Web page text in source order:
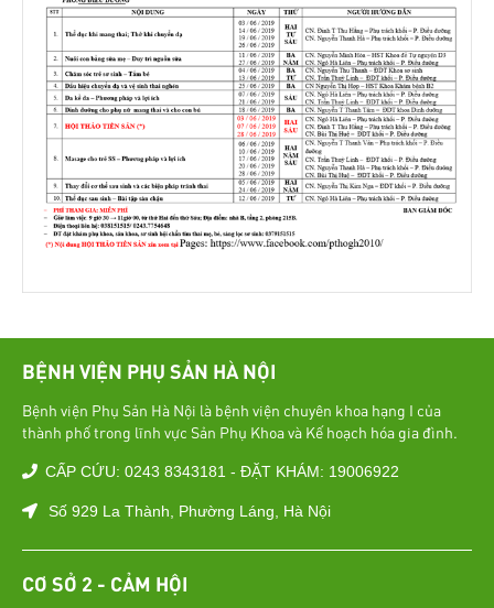
BỆNH VIỆN PHỤ SẢN HÀ NỘI
Bệnh viện Phụ Sản Hà Nội là bệnh viện chuyên khoa hạng I của
thành phố trong lĩnh vực Sản Phụ Khoa và Kế hoạch hóa gia đình.
CẤP CỨU: 0243 8343181 - ĐẶT KHÁM: 19006922
Số 929 La Thành, Phường Láng, Hà Nội
CƠ SỞ 2 - CẢM HỘI